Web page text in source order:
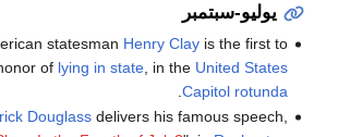
يوليو-سبتمبر
statesman Henry Clayis the first to
of lying in state, in the United States
Capitol rotunda
Douglassdelivers his famous speech,